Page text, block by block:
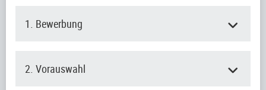
1. Bewerbung
2. Vorauswahl